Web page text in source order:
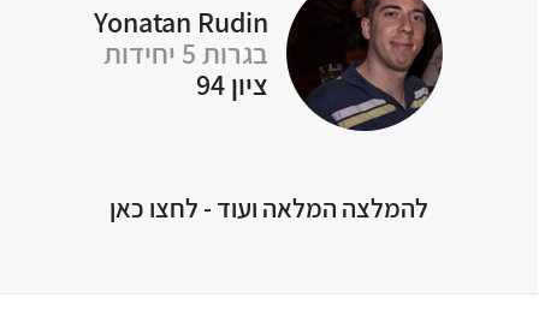
Yonatan Rudin
בגרות 5 יחידות
ציון 94
להמלצה המלאה ועוד - לחצו כאן